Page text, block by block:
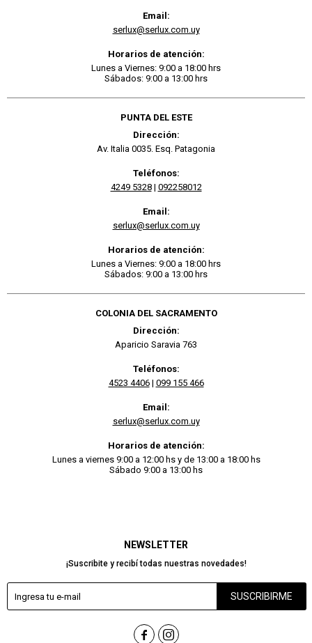
NEWSLETTER
¡Suscribite y recibí todas nuestras novedades!
SUSCRIBIRME
 
Email:
serlux@serlux.com.uy
Horarios de atención:
Lunes a Viernes: 9:00 a 18:00 hrs
Sábados: 9:00 a 13:00 hrs
PUNTA DEL ESTE
Dirección:
Av. Italia 0035. Esq. Patagonia
Teléfonos:
4249 5328| 092258012
Email:
serlux@serlux.com.uy
Horarios de atención:
Lunes a Viernes: 9:00 a 18:00 hrs
Sábados: 9:00 a 13:00 hrs
COLONIA DEL SACRAMENTO
Dirección:
Aparicio Saravia 763
Teléfonos:
4523 4406| 099 155 466
Email:
serlux@serlux.com.uy
Horarios de atención:
Lunes a viernes 9:00 a 12:00 hs y de 13:00 a 18:00 hs
Sábado 9:00 a 13:00 hs